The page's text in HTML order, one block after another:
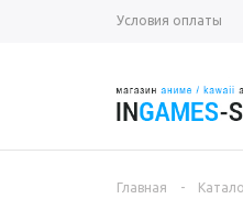
Условия оплаты
Главная -